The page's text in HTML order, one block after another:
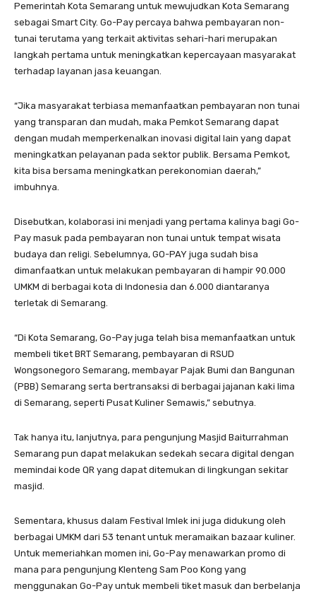
Pemerintah Kota Semarang untuk mewujudkan Kota Semarang
sebagai Smart City. Go-Pay percaya bahwa pembayaran non-
tunai terutama yang terkait aktivitas sehari-hari merupakan
langkah pertama untuk meningkatkan kepercayaan masyarakat
terhadap layanan jasa keuangan.
“Jika masyarakat terbiasa memanfaatkan pembayaran non tunai
yang transparan dan mudah, maka Pemkot Semarang dapat
dengan mudah memperkenalkan inovasi digital lain yang dapat
meningkatkan pelayanan pada sektor publik. Bersama Pemkot,
kita bisa bersama meningkatkan perekonomian daerah,”
imbuhnya.
Disebutkan, kolaborasi ini menjadi yang pertama kalinya bagi Go-
Pay masuk pada pembayaran non tunai untuk tempat wisata
budaya dan religi. Sebelumnya, GO-PAY juga sudah bisa
dimanfaatkan untuk melakukan pembayaran di hampir 90.000
UMKM di berbagai kota di Indonesia dan 6.000 diantaranya
terletak di Semarang.
“Di Kota Semarang, Go-Pay juga telah bisa memanfaatkan untuk
membeli tiket BRT Semarang, pembayaran di RSUD
Wongsonegoro Semarang, membayar Pajak Bumi dan Bangunan
(PBB) Semarang serta bertransaksi di berbagai jajanan kaki lima
di Semarang, seperti Pusat Kuliner Semawis,” sebutnya.
Tak hanya itu, lanjutnya, para pengunjung Masjid Baiturrahman
Semarang pun dapat melakukan sedekah secara digital dengan
memindai kode QR yang dapat ditemukan di lingkungan sekitar
masjid.
Sementara, khusus dalam Festival Imlek ini juga didukung oleh
berbagai UMKM dari 53 tenant untuk meramaikan bazaar kuliner.
Untuk memeriahkan momen ini, Go-Pay menawarkan promo di
mana para pengunjung Klenteng Sam Poo Kong yang
menggunakan Go-Pay untuk membeli tiket masuk dan berbelanja